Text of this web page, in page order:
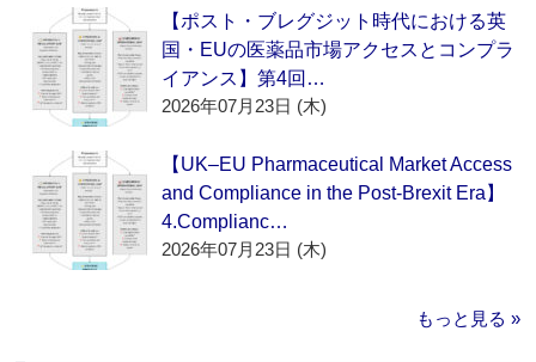
【ポスト・ブレグジット時代における英
国・EUの医薬品市場アクセスとコンプラ
イアンス】第4回…
2026年07月23日 (木)
【UK–EU Pharmaceutical Market Access
and Compliance in the Post-Brexit Era】
4.Complianc…
2026年07月23日 (木)
もっと見る »